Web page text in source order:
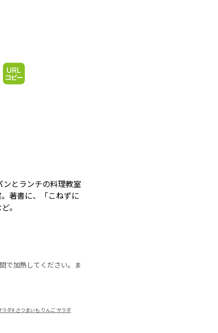
とランチの料理教室
著書に、「こねずに
。
で加熱してください。ま
ラダ# さつまいも りんご サラダ